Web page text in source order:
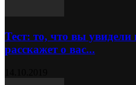
Тест: то, что вы
расскажет о вас...